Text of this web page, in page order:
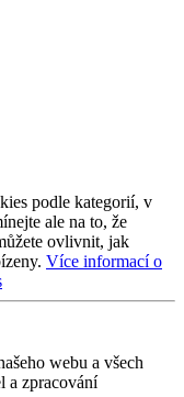
podle kategorií, v
ale na to, že
ovlivnit, jak
Více informací o
webu a všech
a zpracování